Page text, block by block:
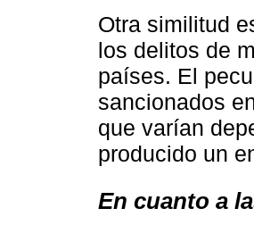
Otra similitud
los delitos de
países. El
sancionados
que varían
producido un
En cuanto a